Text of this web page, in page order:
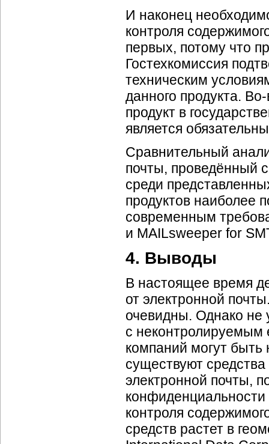
И наконец
контроля
первых, потому что
Гостехкомиссия
техническим
данного продукта.
продукт в
является
Сравнительный
почты, проведённый
среди
продуктов наиболее
современным
и MAILsweeper for
4. Выводы
В настоящее время
от электронной
очевидны. Однако не
с неконтролируемым
компаний могут
существуют
электронной почты,
контроля
средств растет в